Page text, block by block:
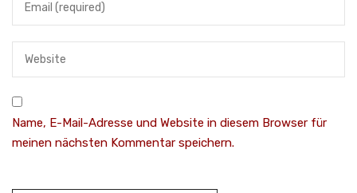
Name, E-Mail-Adresse und Website in diesem Browser für
meinen nächsten Kommentar speichern.